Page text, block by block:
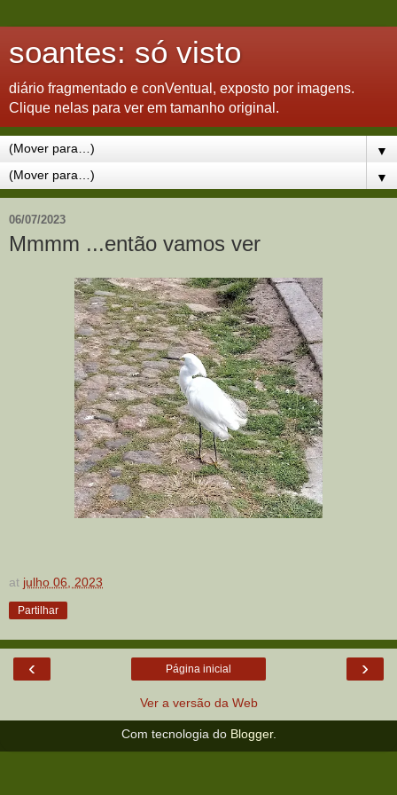
soantes: só visto
diário fragmentado e conVentual, exposto por imagens.
Clique nelas para ver em tamanho original.
▼
▼
06/07/2023
Mmmm ...então vamos ver
at julho 06, 2023
Partilhar
‹ ›
Página inicial
Ver a versão da Web
Com tecnologia do Blogger.